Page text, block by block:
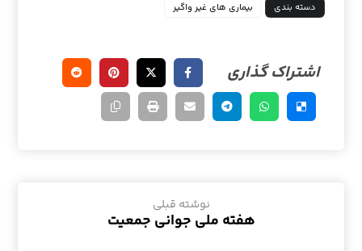
دسته بندی بیماری های غیر واگیر
نوشته قبلی
هفته ملی جوانی جمعیت